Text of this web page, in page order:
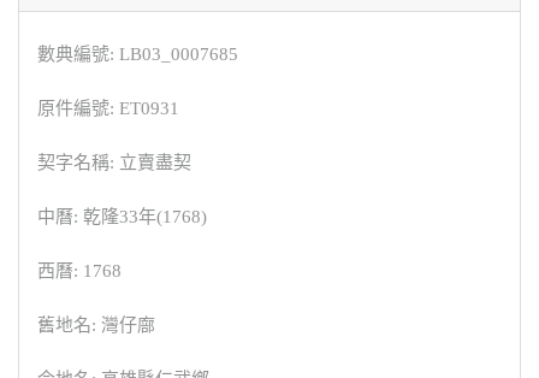
數典編號: LB03_0007685
原件編號: ET0931
契字名稱: 立賣盡契
中曆: 乾隆33年(1768)
西曆: 1768
舊地名: 灣仔廍